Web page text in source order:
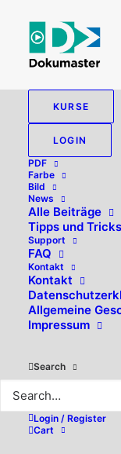
KURSE
LOGIN
PDF
Farbe
Bild
News
Alle Beiträge
Tipps und Tricks
Support
FAQ
Kontakt
Kontakt
Allgemeine
Impressum
Search
Login / Register
Cart
Hallo,